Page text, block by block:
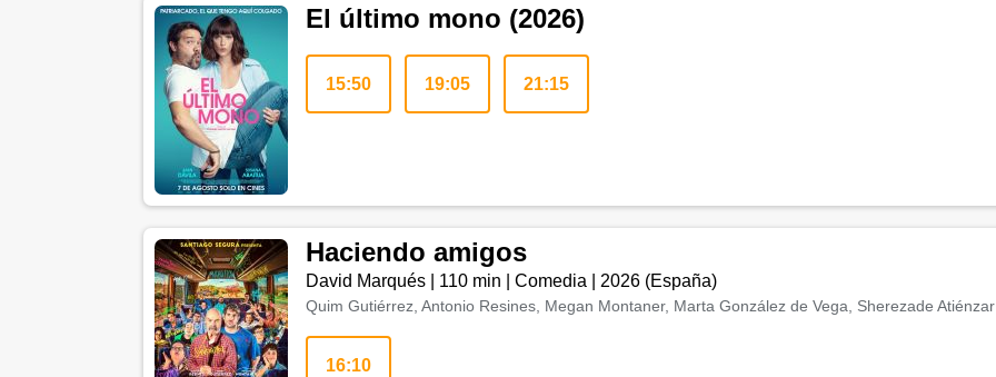
El último mono (2026)
15:50 19:05 21:15
Haciendo amigos
David Marqués 110 min |Comedia 2026 (España)
Quim Gutiérrez, Antonio Resines, Megan Montaner, Marta González de Vega, Sherezade Atiénzar
16:10